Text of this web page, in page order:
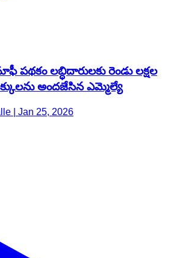
పథకం లబ్ధిదారులకు రెండు లక్షల
అందజేసిన ఎమ్మెల్యే
| Jan 25, 2026